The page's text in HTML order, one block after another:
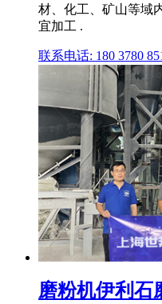
材、化工、矿山等域
宜加工 .
联系电话: 180 3780
磨粉机伊利石